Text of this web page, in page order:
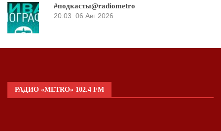
#подкасты@radiometro
20:03 06 Авг 2026
РАДИО «METRO» 102.4 FM